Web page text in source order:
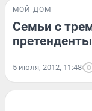
МОЙ ДОМ
Семьи с
5 июля, 2012, 11:48